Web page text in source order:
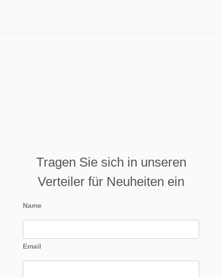
Tragen Sie sich in unseren
Verteiler für Neuheiten ein
Name
Email